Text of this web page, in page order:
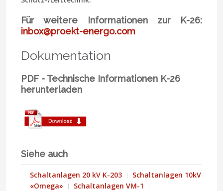
Für weitere Informationen zur K-26:
inbox@proekt-energo.com
Dokumentation
PDF - Technische Informationen K-26
herunterladen
Siehe auch
Schaltanlagen 20 kV K-203
Schaltanlagen 10kV
«Omega»
Schaltanlagen VM-1